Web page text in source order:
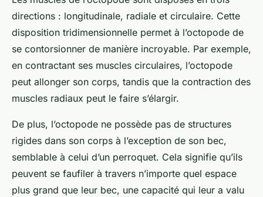
directions : longitudinale, radiale et circulaire. Cette
disposition tridimensionnelle permet à l’octopode de
se contorsionner de manière incroyable. Par exemple,
en contractant ses muscles circulaires, l’octopode
peut allonger son corps, tandis que la contraction des
muscles radiaux peut le faire s’élargir.
De plus, l’octopode ne possède pas de structures
rigides dans son corps à l’exception de son bec,
semblable à celui d’un perroquet. Cela signifie qu’ils
peuvent se faufiler à travers n’importe quel espace
plus grand que leur bec, une capacité qui leur a valu